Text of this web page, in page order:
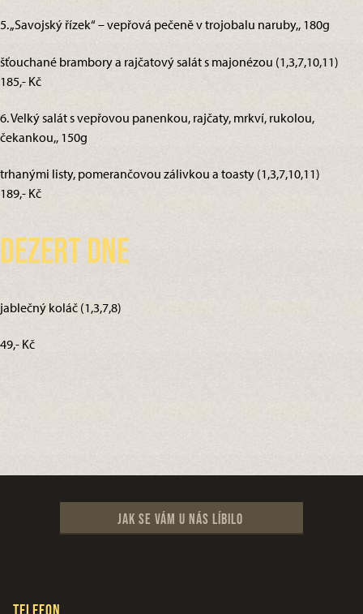
5. „Savojský řízek“ – vepřová pečeně v trojobalu naruby,, 180g
šťouchané brambory a rajčatový salát s majonézou (1,3,7,10,11)
185,- Kč
6. Velký salát s vepřovou panenkou, rajčaty, mrkví, rukolou,
čekankou,, 150g
trhanými listy, pomerančovou zálivkou a toasty (1,3,7,10,11)
189,- Kč
Dezert dne
jablečný koláč (1,3,7,8)
49,- Kč
Jak se vám u nás líbilo
Telefon